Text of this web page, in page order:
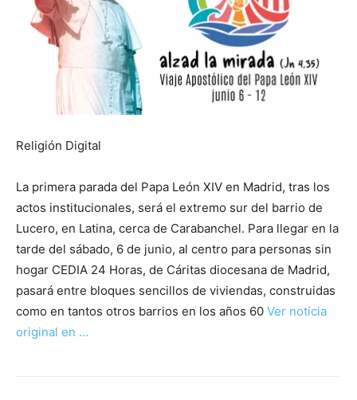
Religión Digital
La primera parada del Papa León XIV en Madrid, tras los
actos institucionales, será el extremo sur del barrio de
Lucero, en Latina, cerca de Carabanchel. Para llegar en la
tarde del sábado, 6 de junio, al centro para personas sin
hogar CEDIA 24 Horas, de Cáritas diocesana de Madrid,
pasará entre bloques sencillos de viviendas, construidas
como en tantos otros barrios en los años 60 Ver noticia
original en …